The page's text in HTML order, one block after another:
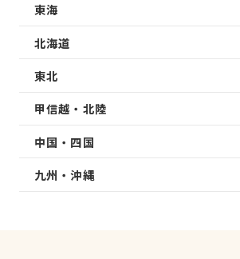
東海
北海道
東北
甲信越・北陸
中国・四国
九州・沖縄